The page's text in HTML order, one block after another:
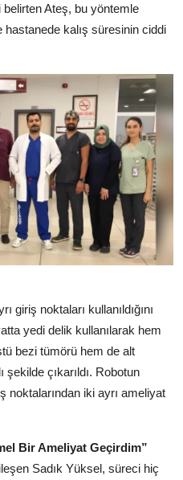
belirten Ateş, bu yöntemle
hastanede kalış süresinin ciddi
giriş noktaları kullanıldığını
yedi delik kullanılarak hem
bezi tümörü hem de alt
şekilde çıkarıldı. Robotun
noktalarından iki ayrı ameliyat
Bir Ameliyat Geçirdim”
Sadık Yüksel, süreci hiç